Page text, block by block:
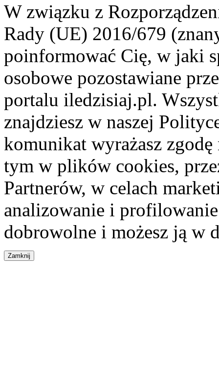
W związku z
Rady (UE) 2016/679
poinformować Cię, w jaki
osobowe pozostawiane
portalu iledzisiaj.pl.
znajdziesz w naszej
komunikat wyrażasz
tym w plików cookies,
Partnerów, w celach
analizowanie i
dobrowolne i możesz ją w